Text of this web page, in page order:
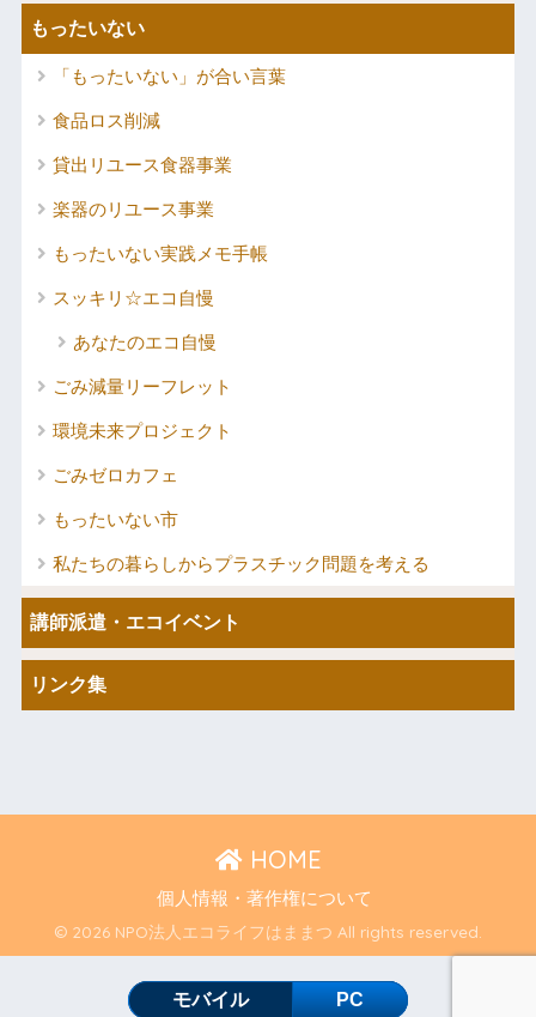
もったいない
「もったいない」が合い言葉
食品ロス削減
貸出リユース食器事業
楽器のリユース事業
もったいない実践メモ手帳
スッキリ☆エコ自慢
あなたのエコ自慢
ごみ減量リーフレット
環境未来プロジェクト
ごみゼロカフェ
もったいない市
私たちの暮らしからプラスチック問題を考える
講師派遣・エコイベント
リンク集
HOME
個人情報・著作権について
© 2026 NPO法人エコライフはままつ All rights reserved.
モバイル PC